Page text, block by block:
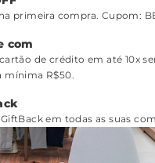
primeira compra. Cupom:
com
de crédito em até 10x
mínima R$50.
GiftBack em todas as suas